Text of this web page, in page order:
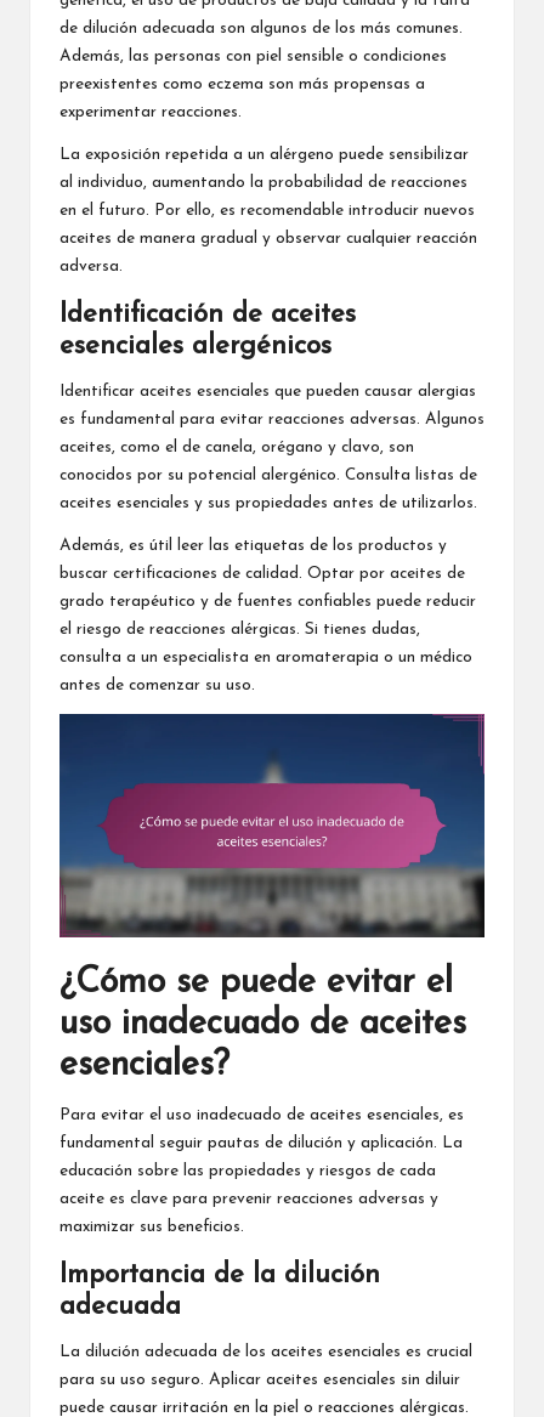
de dilución adecuada son algunos de los más comunes.
Además, las personas con piel sensible o condiciones
preexistentes como eczema son más propensas a
experimentar reacciones.
La exposición repetida a un alérgeno puede sensibilizar
al individuo, aumentando la probabilidad de reacciones
en el futuro. Por ello, es recomendable introducir nuevos
aceites de manera gradual y observar cualquier reacción
adversa.
Identificación de aceites
esenciales alergénicos
Identificar aceites esenciales que pueden causar alergias
es fundamental para evitar reacciones adversas. Algunos
aceites, como el de canela, orégano y clavo, son
conocidos por su potencial alergénico. Consulta listas de
aceites esenciales y sus propiedades antes de utilizarlos.
Además, es útil leer las etiquetas de los productos y
buscar certificaciones de calidad. Optar por aceites de
grado terapéutico y de fuentes confiables puede reducir
el riesgo de reacciones alérgicas. Si tienes dudas,
consulta a un especialista en aromaterapia o un médico
antes de comenzar su uso.
¿Cómo se puede evitar el
uso inadecuado de aceites
esenciales?
Para evitar el uso inadecuado de aceites esenciales, es
fundamental seguir pautas de dilución y aplicación. La
educación sobre las propiedades y riesgos de cada
aceite es clave para prevenir reacciones adversas y
maximizar sus beneficios.
Importancia de la dilución
adecuada
La dilución adecuada de los aceites esenciales es crucial
para su uso seguro. Aplicar aceites esenciales sin diluir
puede causar irritación en la piel o reacciones alérgicas.